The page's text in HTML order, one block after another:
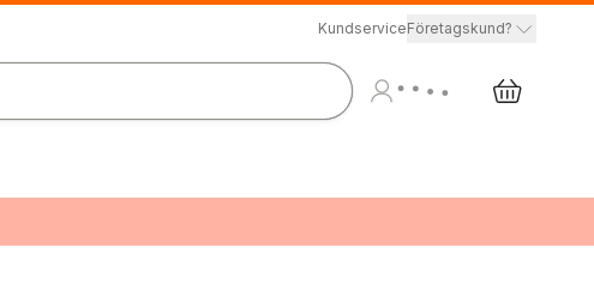
KundserviceFöretagskund?